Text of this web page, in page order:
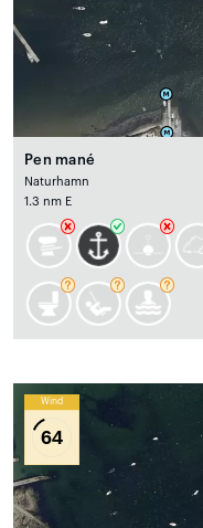
Pen mané
Naturhamn
1.3 nm E
Wind
64